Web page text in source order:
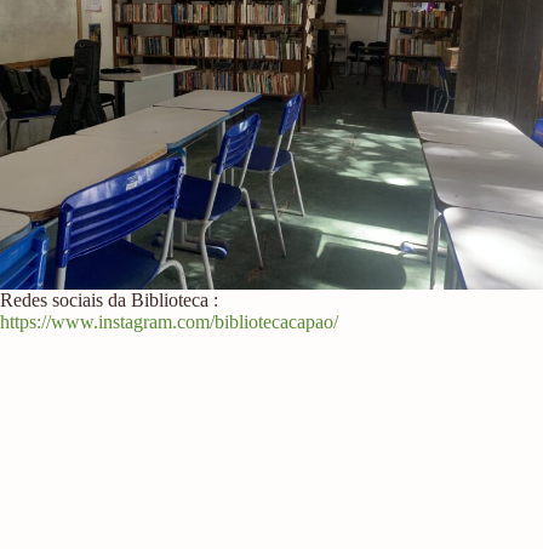
Redes sociais da Biblioteca :
https://www.instagram.com/bibliotecacapao/